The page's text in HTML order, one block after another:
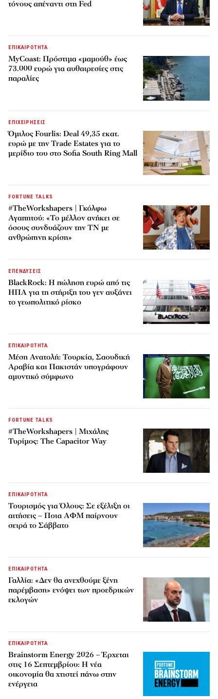
τόνους απέναντι στη Fed
ΕΠΙΚΑΙΡΟΤΗΤΑ
MyCoast: Πρόστιμα «μαμούθ» έως
73.000 ευρώ για αυθαιρεσίες στις
παραλίες
ΕΠΙΧΕΙΡΗΣΕΙΣ
Όμιλος Fourlis: Deal 49,35 εκατ.
ευρώ με την Trade Estates για το
μερίδιο του στο Sofia South Ring Mall
FORTUNE TALKS
#TheWorkshapers | Γκόλφω
Αγαπητού: «Το μέλλον ανήκει σε
όσους συνδυάζουν την ΤΝ με
ανθρώπινη κρίση»
ΕΠΕΝΔΥΣΕΙΣ
BlackRock: Η πώληση ευρώ από τις
ΗΠΑ για τη στήριξη του γεν αυξάνει
το γεωπολιτικό ρίσκο
ΕΠΙΚΑΙΡΟΤΗΤΑ
Μέση Ανατολή: Τουρκία, Σαουδική
Αραβία και Πακιστάν υπογράφουν
αμυντικό σύμφωνο
FORTUNE TALKS
#TheWorkshapers | Μιχάλης
Τυρίμος: The Capacitor Way
ΕΠΙΚΑΙΡΟΤΗΤΑ
Τουρισμός για Όλους: Σε εξέλιξη οι
αιτήσεις – Ποια ΑΦΜ παίρνουν
σειρά το Σάββατο
ΕΠΙΚΑΙΡΟΤΗΤΑ
Γαλλία: «Δεν θα ανεχθούμε ξένη
παρέμβαση» ενόψει των προεδρικών
εκλογών
ΕΠΙΚΑΙΡΟΤΗΤΑ
Brainstorm Energy 2026 – Έρχεται
στις 16 Σεπτεμβρίου: Η νέα
οικονομία θα χτιστεί πάνω στην
ενέργεια